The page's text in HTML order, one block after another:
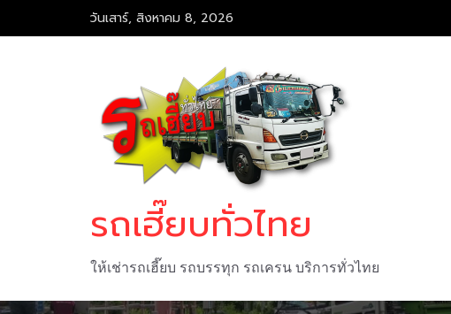
to
วันเสาร์, สิงหาคม 8, 2026
รถเฮี๊ยบทั่วไทย
ให้เช่ารถเฮี๊ยบ รถบรรทุก รถเครน บริการทั่วไทย